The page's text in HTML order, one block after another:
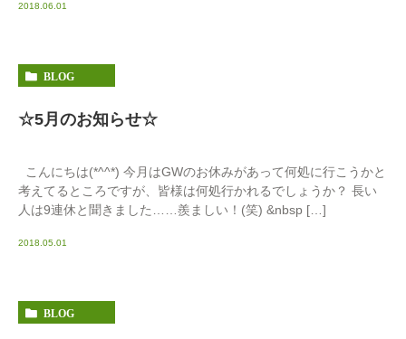
2018.06.01
BLOG
☆5月のお知らせ☆
こんにちは(*^^*) 今月はGWのお休みがあって何処に行こうかと
考えてるところですが、皆様は何処行かれるでしょうか？ 長い
人は9連休と聞きました……羨ましい！(笑) &nbsp […]
2018.05.01
BLOG